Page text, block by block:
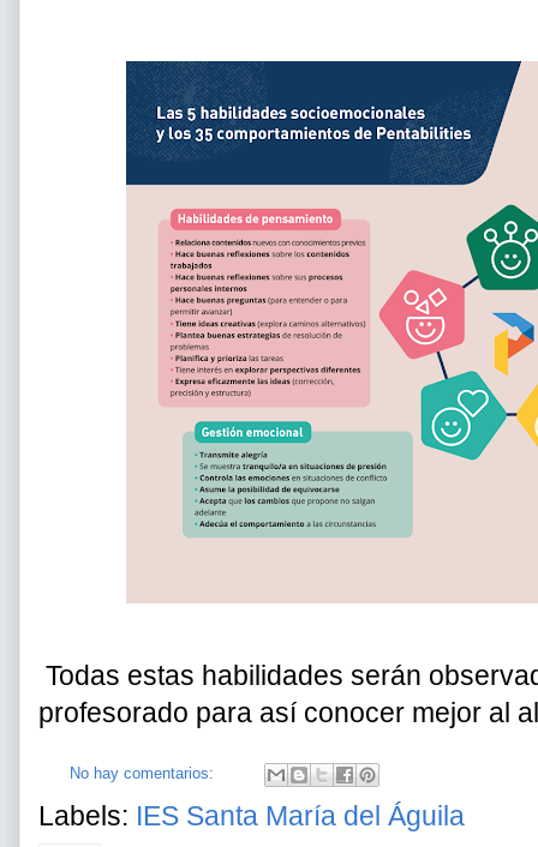
Todas estas habilidades serán
profesorado para así conocer mejor al
No hay comentarios:
Labels: IES Santa María del Águila